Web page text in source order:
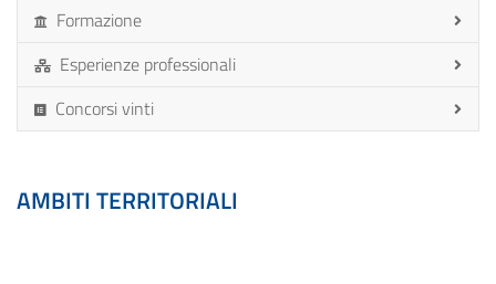
Formazione
Esperienze professionali
Concorsi vinti
AMBITI TERRITORIALI